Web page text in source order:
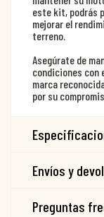
este kit, podrás
mejorar el
terreno.
Asegúrate de
condiciones con
marca
por su
Envíos y
Preguntas